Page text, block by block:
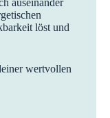
auseinander
löst und
wertvollen